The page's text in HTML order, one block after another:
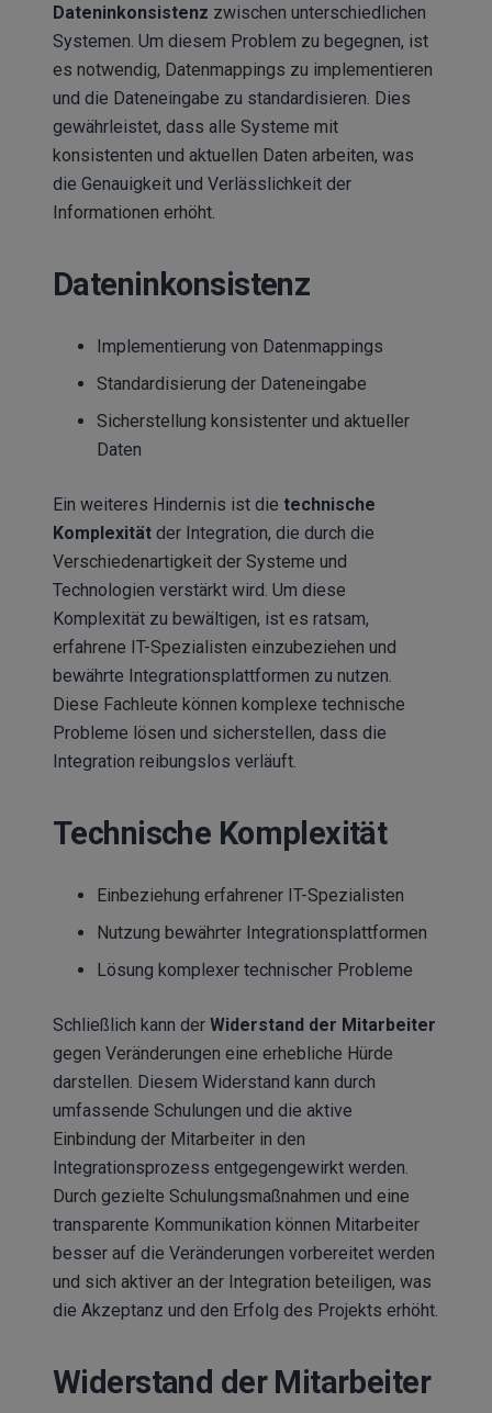
Dateninkonsistenz zwischen unterschiedlichen
Systemen. Um diesem Problem zu begegnen, ist
es notwendig, Datenmappings zu implementieren
und die Dateneingabe zu standardisieren. Dies
gewährleistet, dass alle Systeme mit
konsistenten und aktuellen Daten arbeiten, was
die Genauigkeit und Verlässlichkeit der
Informationen erhöht.
Dateninkonsistenz
Implementierung von Datenmappings
Standardisierung der Dateneingabe
Sicherstellung konsistenter und aktueller
Daten
Ein weiteres Hindernis ist die technische
Komplexität der Integration, die durch die
Verschiedenartigkeit der Systeme und
Technologien verstärkt wird. Um diese
Komplexität zu bewältigen, ist es ratsam,
erfahrene IT-Spezialisten einzubeziehen und
bewährte Integrationsplattformen zu nutzen.
Diese Fachleute können komplexe technische
Probleme lösen und sicherstellen, dass die
Integration reibungslos verläuft.
Technische Komplexität
Einbeziehung erfahrener IT-Spezialisten
Nutzung bewährter Integrationsplattformen
Lösung komplexer technischer Probleme
Schließlich kann der Widerstand der Mitarbeiter
gegen Veränderungen eine erhebliche Hürde
darstellen. Diesem Widerstand kann durch
umfassende Schulungen und die aktive
Einbindung der Mitarbeiter in den
Integrationsprozess entgegengewirkt werden.
Durch gezielte Schulungsmaßnahmen und eine
transparente Kommunikation können Mitarbeiter
besser auf die Veränderungen vorbereitet werden
und sich aktiver an der Integration beteiligen, was
die Akzeptanz und den Erfolg des Projekts erhöht.
Widerstand der Mitarbeiter